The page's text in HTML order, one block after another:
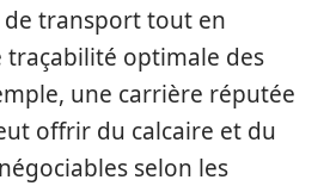
transport tout en
traçabilité optimale des
une carrière réputée
offrir du calcaire et du
selon les